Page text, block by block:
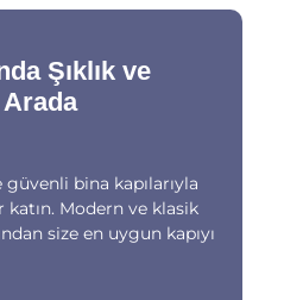
Şıklık ve
güvenli bina kapılarıyla
katın. Modern ve klasik
size en uygun kapıyı